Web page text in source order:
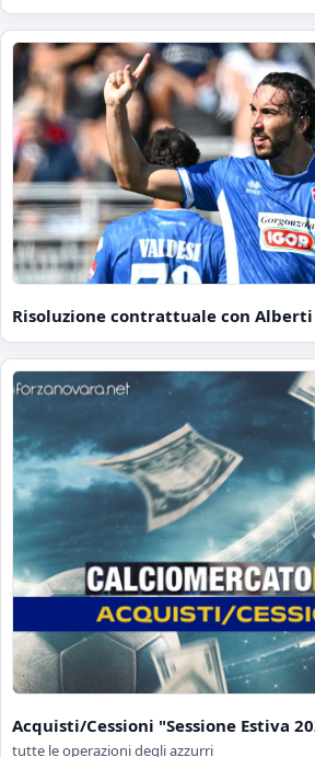
Risoluzione contrattuale con Alberti
Acquisti/Cessioni "Sessione Estiva
tutte le operazioni degli azzurri